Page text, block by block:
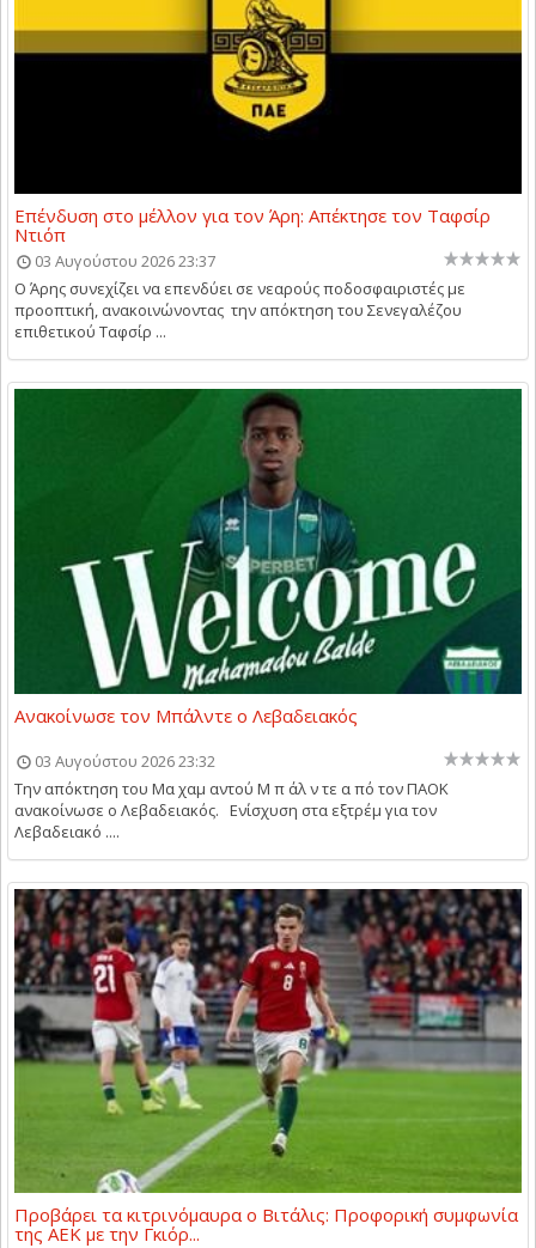
Επένδυση στο μέλλον για τον Άρη: Απέκτησε τον Ταφσίρ
Ντιόπ
03 Αυγούστου 2026 23:37
Ο Άρης συνεχίζει να επενδύει σε νεαρούς ποδοσφαιριστές με
προοπτική, ανακοινώνοντας την απόκτηση του Σενεγαλέζου
επιθετικού Ταφσίρ ...
Ανακοίνωσε τον Μπάλντε ο Λεβαδειακός
03 Αυγούστου 2026 23:32
Την απόκτηση του Μα χαμ αντού Μ π άλ ν τε α πό τον ΠΑΟΚ
ανακοίνωσε ο Λεβαδειακός. Ενίσχυση στα εξτρέμ για τον
Λεβαδειακό ....
Προβάρει τα κιτρινόμαυρα ο Βιτάλις: Προφορική συμφωνία
της ΑΕΚ με την Γκιόρ...